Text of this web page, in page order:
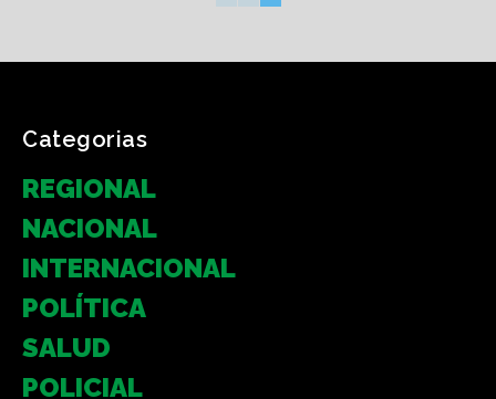
Categorias
REGIONAL
NACIONAL
INTERNACIONAL
POLÍTICA
SALUD
POLICIAL